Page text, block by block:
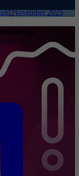
November 2025
zu